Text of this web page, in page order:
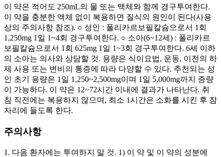
이 약은 적어도 250mL의 물 또는 액체와 함께 경구투여한다.
이 약을 충분한 액체 없이 복용하면 질식의 원인이 된다(사용
상의 주의사항 참조). ○ 성인 : 폴리카르보필칼슘으로서 1회
1,250mg 1일 1~4회 경구투여한다. ○ 소아(6~12세) : 폴리카르
보필칼슘으로서 1회 625mg 1일 1~3회 경구투여한다. 6세 이하
의 소아는 의사와 상담할 것. 용량은 식이요법, 운동, 이전의 하
제 사용 또는 변비의 통증에 따라 다양할 수 있다. 추천되는 성
인 초기 용량은 1일 1,250~2,500mg이며 1일 5,000mg까지 증량
이 가능하다. 이 약은 12~72시간 이내에 결과가 나타난다. 취
침 직전에는 복용하지 않으며, 최소 1시간은 소화를 시킨 후 잠
자리에 들도록 한다.
주의사항
1. 다음 환자에는 투여하지 말 것. 1) 이 약 및 이 약의 성분에